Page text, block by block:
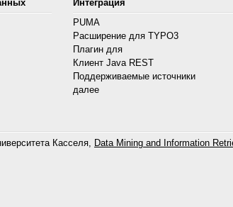
Интеграция
PUMA
Расширение для TYPO3
Плагин для
Клиент Java REST
Поддерживаемые источники
далее
Касселя, Data Mining and Information